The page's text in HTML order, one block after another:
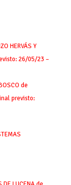
HERVÁS Y
26/05/23 –
de
previsto: